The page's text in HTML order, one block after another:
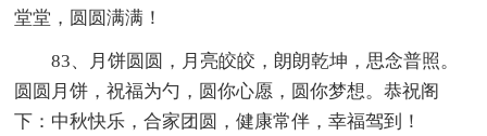
堂堂，圆圆满满！
83、月饼圆圆，月亮皎皎，朗朗乾坤，思念普照。
圆圆月饼，祝福为勺，圆你心愿，圆你梦想。恭祝阁
下：中秋快乐，合家团圆，健康常伴，幸福驾到！